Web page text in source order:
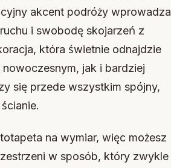
akcent podróży wprowadza
i swobodę skojarzeń z
która świetnie odnajdzie
jak i bardziej
się przede wszystkim spójny,
na wymiar, więc możesz
w sposób, który zwykle